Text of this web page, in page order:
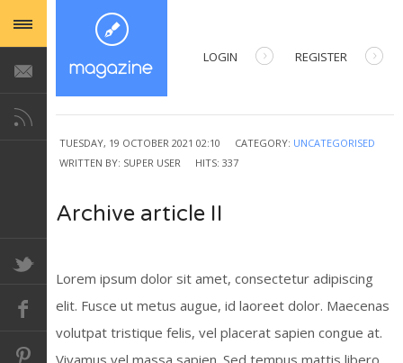
LOGIN REGISTER
TUESDAY, 19 OCTOBER 2021 02:10 CATEGORY: UNCATEGORISED
WRITTEN BY: SUPER USER HITS: 337
Archive article II
Lorem ipsum dolor sit amet, consectetur adipiscing
elit. Fusce ut metus augue, id laoreet dolor. Maecenas
volutpat tristique felis, vel placerat sapien congue at.
Vivamus vel massa sapien. Sed tempus mattis libero,
USERNAME
PASSWORD
REMEMBER ME
Forgot your password?
Forgot your username?